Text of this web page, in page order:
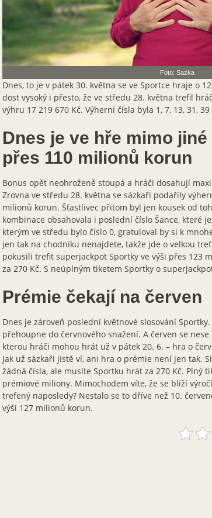
Foto: Sazka
Dnes, to je v pátek 30. května se ve Sportce hraje o
dost vysoký i přesto, že ve středu 28. května trefil
výhru 17 219 670 Kč. Výherní čísla byla 1, 7, 13, 31, 39
Dnes je ve hře mimo
přes 110 milionů korun
Bonus opět neohroženě stoupá a hráči dosahují
Zrovna ve středu 28. května se sázkaři podařily
milionů korun. Šťastlivec přitom byl jen kousek od
kombinace obsahovala i poslední číslo Šance, které
kterým ve středu bylo číslo 0, gratuloval by si k
jen tak na chodníku nenajdete, takže jde o velkou
pokusili trefit superjackpot Sportky ve výši přes 123
za 270 Kč. S neúplným tiketem Sportky o
Prémie čekají na červen
Dnes je zároveň poslední květnové slosování
přehoupne do červnového snažení. A červen se
kterou hráči mohou hrát už v pátek 20. 6. – hra o
Jak už sázkaři jistě ví, ani hra o prémie není jen tak.
žádná čísla, ale musíte Sportku hrát za 270 Kč. Plný
prémiové miliony. Mimochodem víte, že se blíží
trefený naposledy? Nestalo se to dříve než 10.
výši 127 milionů korun.